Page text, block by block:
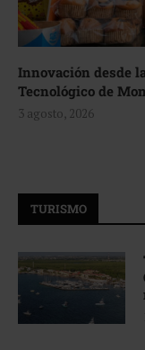
Innovación desde
Tecnológico de
3 agosto, 2026
TURISMO